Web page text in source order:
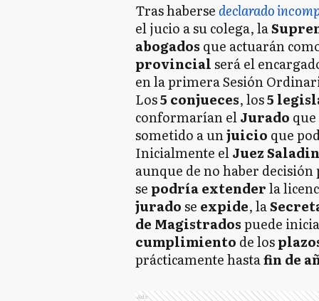
Tras habersedeclarado
el jucio a su colega, la
abogados que actuarán
provincialserá el
en la primera Sesión
Los5 conjueces, los5
conformarían elJurado
sometido a unjuicio que
Inicialmente elJuez
aunque de no haber
se podría extenderla
juradose expide, la
de Magistradospuede
cumplimiento de los
prácticamente hastafin de
Ads